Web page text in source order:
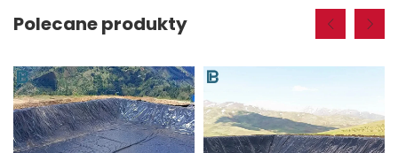
Polecane produkty